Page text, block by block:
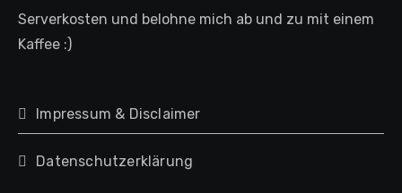
Serverkosten und belohne mich ab und zu mit einem
Kaffee :)
Impressum & Disclaimer
Datenschutzerklärung